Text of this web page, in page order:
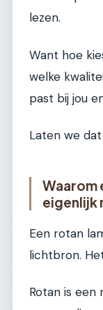
lezen.
Want hoe
welke
past bij jou
Laten we
Waarom
eigenlijk
Een rotan
lichtbron.
Rotan is een